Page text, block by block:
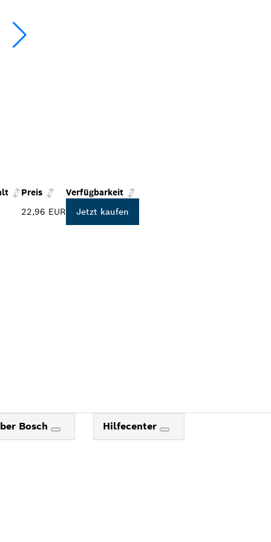
Preis
Verfügbarkeit
22,96 EUR
Jetzt kaufen
Bosch Hilfecenter